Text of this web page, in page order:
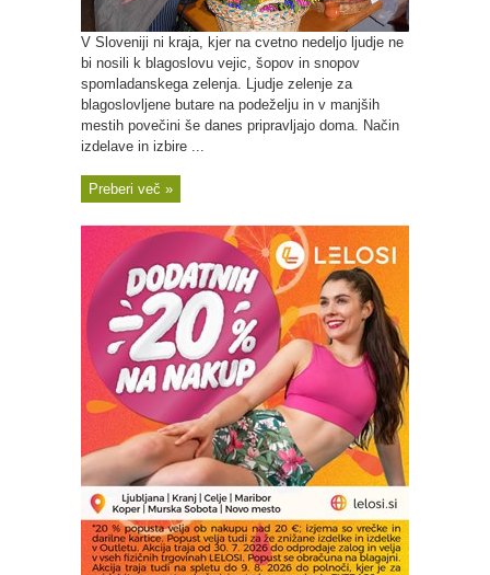
V Sloveniji ni kraja, kjer na cvetno nedeljo ljudje ne
bi nosili k blagoslovu vejic, šopov in snopov
spomladanskega zelenja. Ljudje zelenje za
blagoslovljene butare na podeželju in v manjših
mestih povečini še danes pripravljajo doma. Način
izdelave in izbire ...
Preberi več »